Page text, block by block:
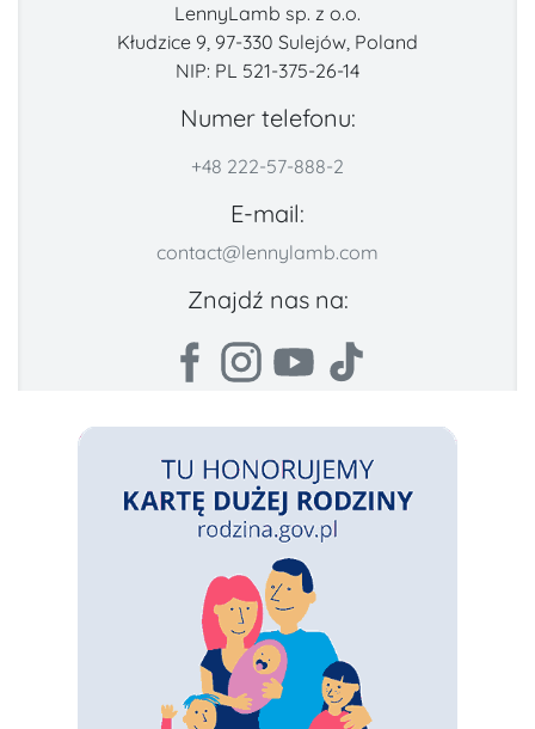
LennyLamb sp. z o.o.
Kłudzice 9, 97-330 Sulejów, Poland
NIP: PL 521-375-26-14
Numer telefonu:
+48 222-57-888-2
E-mail:
contact@lennylamb.com
Znajdź nas na: